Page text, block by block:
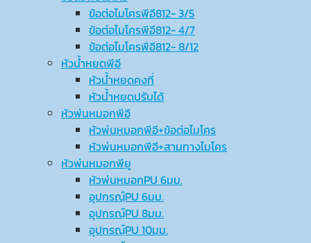
ข้อต่อไมโครพีอี812- 3/5
ข้อต่อไมโครพีอี812- 4/7
ข้อต่อไมโครพีอี812- 8/12
หัวน้ำหยดพีอี
หัวน้ำหยดคงที่
หัวน้ำหยดปรับได้
หัวพ่นหมอกพีอี
หัวพ่นหมอกพีอี+ข้อต่อไมโคร
หัวพ่นหมอกพีอี+สามทางไมโคร
หัวพ่นหมอกพียู
หัวพ่นหมอกPU 6มม.
อุปกรณ์ฺPU 6มม.
อุปกรณ์ฺPU 8มม.
อุปกรณ์ฺPU 10มม.